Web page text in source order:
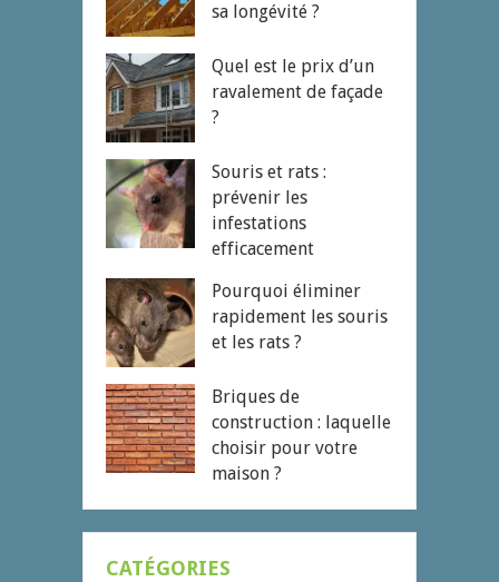
sa longévité ?
Quel est le prix d’un
ravalement de façade
?
Souris et rats :
prévenir les
infestations
efficacement
Pourquoi éliminer
rapidement les souris
et les rats ?
Briques de
construction : laquelle
choisir pour votre
maison ?
CATÉGORIES